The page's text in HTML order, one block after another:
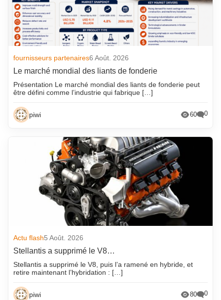
fournisseurs partenaires6 Août. 2026
Le marché mondial des liants de fonderie
Présentation Le marché mondial des liants de fonderie peut
être défini comme l’industrie qui fabrique […]
piwi 60 0
Actu flash5 Août. 2026
Stellantis a supprimé le V8…
Stellantis a supprimé le V8, puis l’a ramené en hybride, et
retire maintenant l’hybridation : […]
piwi 80 0